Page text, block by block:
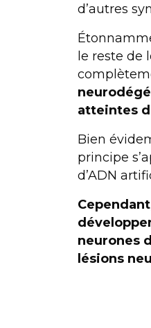
d’autres
le reste de
atteintes
Bien
principe
d’ADN
neurones
lésions